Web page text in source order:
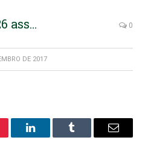
ass… 0
DE 2017
LinkedInTumblr
E-